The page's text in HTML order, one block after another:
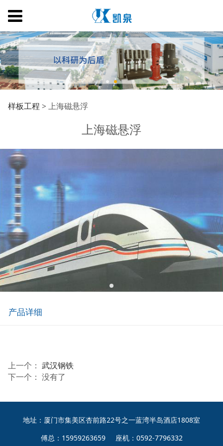
上海磁悬浮
样板工程> 上海磁悬浮
上海磁悬浮
产品详细
上一个： 武汉钢铁
下一个： 没有了
地址：厦门市集美区杏前路22号之一蓝湾半岛酒店1808室
傅总：15959263659 座机：0592-7796332